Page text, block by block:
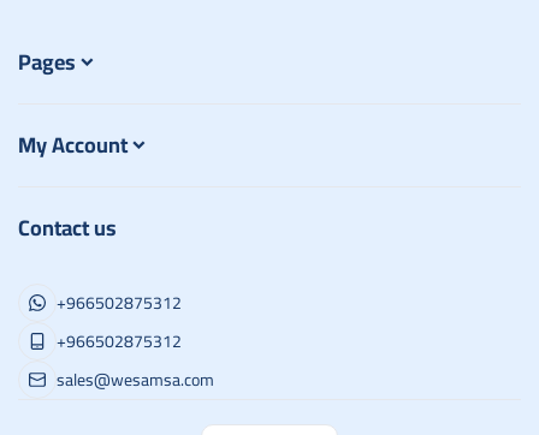
Pages
My Account
Contact us
+966502875312
+966502875312
sales@wesamsa.com